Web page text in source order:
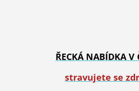
ŘECKÁ NABÍDKA V
stravujete se